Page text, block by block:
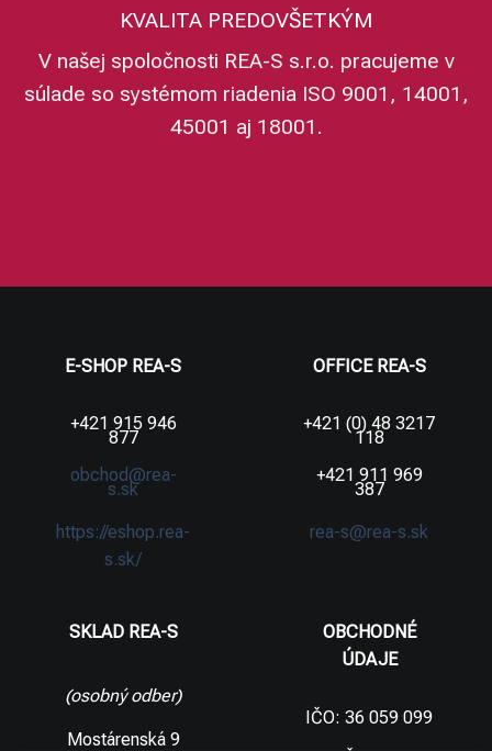
KVALITA PREDOVŠETKÝM
V našej spoločnosti REA-S s.r.o. pracujeme v
súlade so systémom riadenia ISO 9001, 14001,
45001 aj 18001.
E-SHOP REA-S
+421 915 946
877
obchod@rea-
s.sk
https://eshop.rea-
s.sk/
OFFICE REA-S
+421 (0) 48 3217
118
+421 911 969
387
rea-s@rea-s.sk
SKLAD REA-S
(osobný odber)
Mostárenská 9
OBCHODNÉ
ÚDAJE
IČO: 36 059 099